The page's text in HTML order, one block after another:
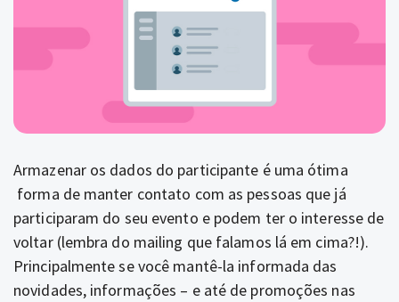
Armazenar os dados do participante é uma ótima
forma de manter contato com as pessoas que já
participaram do seu evento e podem ter o interesse de
voltar (lembra do mailing que falamos lá em cima?!).
Principalmente se você mantê-la informada das
novidades, informações – e até de promoções nas